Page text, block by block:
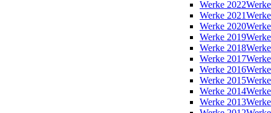
Werke 2022
Werke 2021
Werke 2020
Werke 2019
Werke 2018
Werke 2017
Werke 2016
Werke 2015
Werke 2014
Werke 2013